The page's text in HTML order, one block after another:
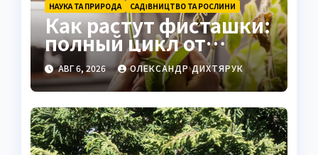
НАУКА ТА ПРИРОДА САДІВНИЦТВО ТА РОСЛИНИ
Как растут фисташки:
полный цикл от
семени до спелого
ореха
АВГ 6, 2026 ОЛЕКСАНДР ДИХТЯРУК